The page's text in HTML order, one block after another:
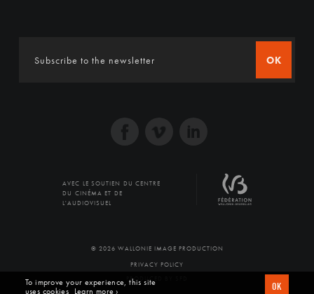
OK
AVEC LE SOUTIEN DU CENTRE
DU CINÉMA ET DE
L'AUDIOVISUEL
© 2026 WALLONIE IMAGE PRODUCTION
PRIVACY POLICY
PRODUCED BY SFD
To improve your experience, this site
uses cookies Learn more › OK